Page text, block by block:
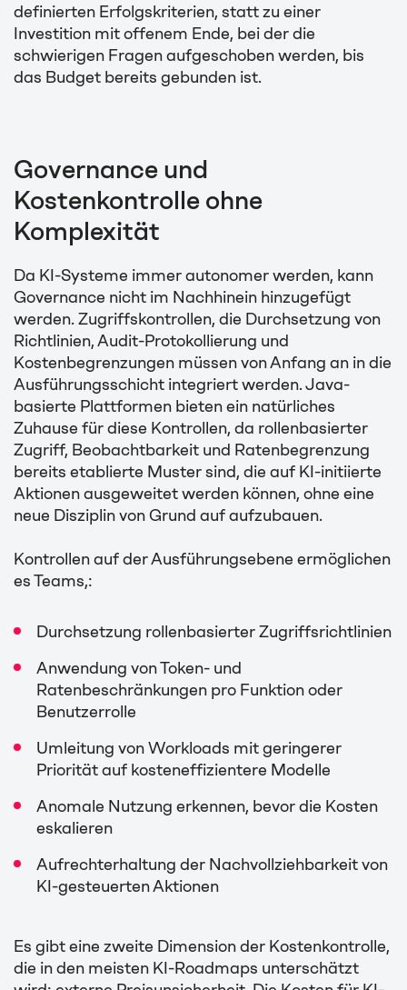
definierten Erfolgskriterien, statt zu einer
Investition mit offenem Ende, bei der die
schwierigen Fragen aufgeschoben werden, bis
das Budget bereits gebunden ist.
Governance und
Kostenkontrolle ohne
Komplexität
Da KI-Systeme immer autonomer werden, kann
Governance nicht im Nachhinein hinzugefügt
werden. Zugriffskontrollen, die Durchsetzung von
Richtlinien, Audit-Protokollierung und
Kostenbegrenzungen müssen von Anfang an in die
Ausführungsschicht integriert werden. Java-
basierte Plattformen bieten ein natürliches
Zuhause für diese Kontrollen, da rollenbasierter
Zugriff, Beobachtbarkeit und Ratenbegrenzung
bereits etablierte Muster sind, die auf KI-initiierte
Aktionen ausgeweitet werden können, ohne eine
neue Disziplin von Grund auf aufzubauen.
Kontrollen auf der Ausführungsebene ermöglichen
es Teams,:
Durchsetzung rollenbasierter Zugriffsrichtlinien
Anwendung von Token- und
Ratenbeschränkungen pro Funktion oder
Benutzerrolle
Umleitung von Workloads mit geringerer
Priorität auf kosteneffizientere Modelle
Anomale Nutzung erkennen, bevor die Kosten
eskalieren
Aufrechterhaltung der Nachvollziehbarkeit von
KI-gesteuerten Aktionen
Es gibt eine zweite Dimension der Kostenkontrolle,
die in den meisten KI-Roadmaps unterschätzt